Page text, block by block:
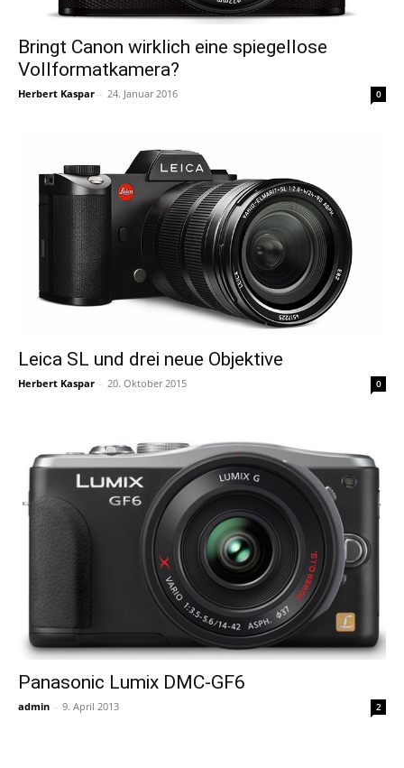
Bringt Canon wirklich eine spiegellose
Vollformatkamera?
Herbert Kaspar - 24. Januar 2016 0
Leica SL und drei neue Objektive
Herbert Kaspar - 20. Oktober 2015 0
Panasonic Lumix DMC-GF6
admin - 9. April 2013 2